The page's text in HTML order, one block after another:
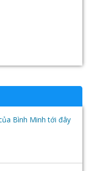
học ngoại ngữ-
Bình Minh tới đây